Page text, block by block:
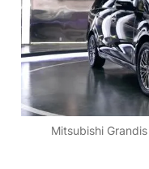
Đọc Thanh Niên
Mitsubishi